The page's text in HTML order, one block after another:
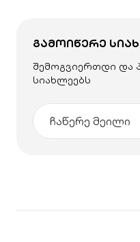
ᲒᲐᲛᲝᲘᲬᲔᲠᲔ
შემოგვიერთდი და
სიახლეებს